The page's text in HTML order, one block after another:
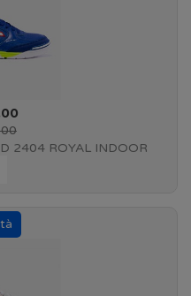
2404 ROYAL INDOOR